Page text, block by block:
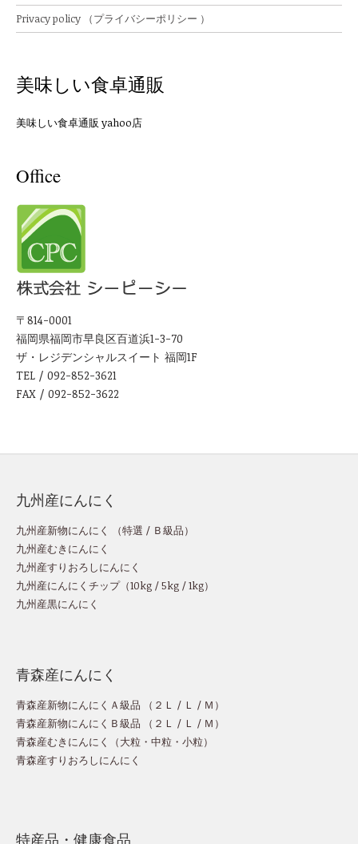
Privacy policy （プライバシーポリシー ）
美味しい食卓通販
美味しい食卓通販 yahoo店
Office
〒814-0001
福岡県福岡市早良区百道浜1-3-70
ザ・レジデンシャルスイート 福岡1F
TEL / 092-852-3621
FAX / 092-852-3622
九州産にんにく
九州産新物にんにく （特選 / Ｂ級品）
九州産むきにんにく
九州産すりおろしにんにく
九州産にんにくチップ（10kg /5kg /1kg）
九州産黒にんにく
青森産にんにく
青森産新物にんにくＡ級品 （ ２Ｌ / Ｌ / Ｍ ）
青森産新物にんにくＢ級品 （ ２Ｌ / Ｌ / Ｍ ）
青森産むきにんにく（大粒 ・ 中粒 ・ 小粒）
青森産すりおろしにんにく
特産品・健康食品